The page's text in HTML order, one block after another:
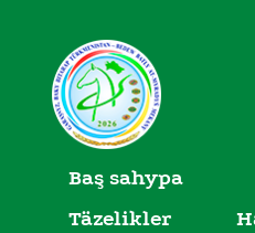
Baş sahypa
Täzelikler